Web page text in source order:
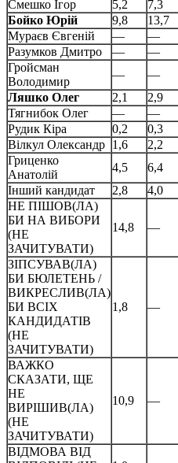
Смешко Ігор 5,2 7,3
Бойко Юрій
9,8 13,7
Мураєв Євгеній
— —
Разумков Дмитро
— —
Гройсман
Володимир
— —
Ляшко Олег
2,1 2,9
Тягнибок Олег
— —
Рудик Кіра
0,2 0,3
Вілкул Олександр 1,6 2,2
Гриценко
Анатолій
4,5 6,4
Інший кандидат
2,8 4,0
НЕ ПІШОВ(ЛА)
БИ НА ВИБОРИ
(НЕ
ЗАЧИТУВАТИ)
14,8 —
ЗІПСУВАВ(ЛА)
БИ БЮЛЕТЕНЬ /
ВИКРЕСЛИВ(ЛА)
БИ ВСІХ
КАНДИДАТІВ
(НЕ
ЗАЧИТУВАТИ)
1,8 —
ВАЖКО
СКАЗАТИ, ЩЕ
НЕ
ВИРІШИВ(ЛА)
(НЕ
ЗАЧИТУВАТИ)
10,9 —
ВІДМОВА ВІД